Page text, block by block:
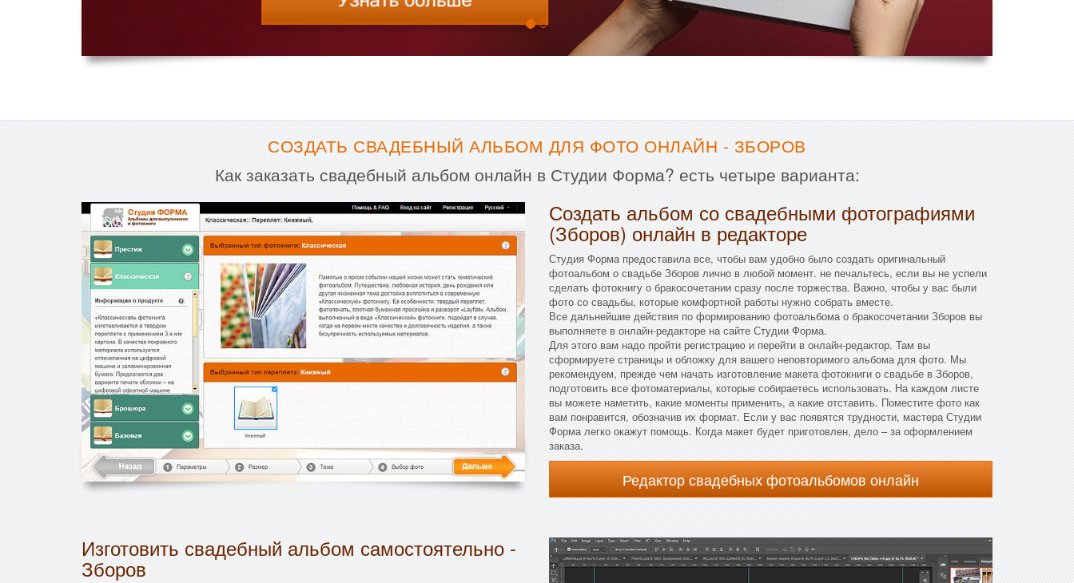
СОЗДАТЬ СВАДЕБНЫЙ АЛЬБОМ ДЛЯ ФОТО ОНЛАЙН - ЗБОРОВ
Как заказать свадебный альбом онлайн в Студии Форма? есть четыре варианта:
Создать альбом со свадебными фотографиями
(Зборов) онлайн в редакторе
Студия Форма предоставила все, чтобы вам удобно было создать оригинальный
фотоальбом о свадьбе Зборов лично в любой момент. не печальтесь, если вы не успели
сделать фотокнигу о бракосочетании сразу после торжества. Важно, чтобы у вас были
фото со свадьбы, которые комфортной работы нужно собрать вместе.
Все дальнейшие действия по формированию фотоальбома о бракосочетании Зборов вы
выполняете в онлайн-редакторе на сайте Студии Форма.
Для этого вам надо пройти регистрацию и перейти в онлайн-редактор. Там вы
сформируете страницы и обложку для вашего неповторимого альбома для фото. Мы
рекомендуем, прежде чем начать изготовление макета фотокниги о свадьбе в Зборов,
подготовить все фотоматериалы, которые собираетесь использовать. На каждом листе
вы можете наметить, какие моменты применить, а какие отставить. Поместите фото как
вам понравится, обозначив их формат. Если у вас появятся трудности, мастера Студии
Форма легко окажут помощь. Когда макет будет приготовлен, дело – за оформлением
заказа.
Редактор свадебных фотоальбомов онлайн
Изготовить свадебный альбом самостоятельно -
Зборов